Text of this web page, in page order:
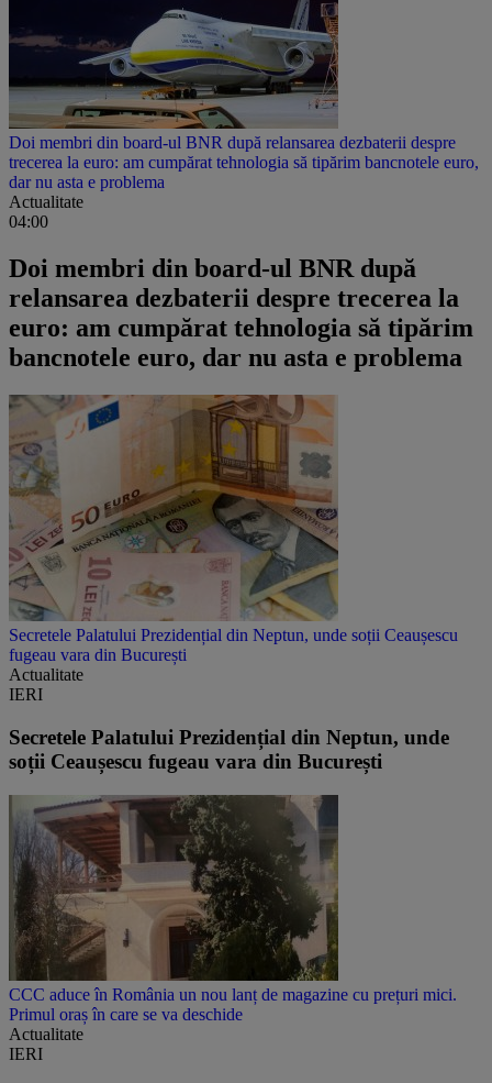
Doi membri din board-ul BNR după relansarea dezbaterii despre
trecerea la euro: am cumpărat tehnologia să tipărim bancnotele euro,
dar nu asta e problema
Actualitate
04:00
Doi membri din board-ul BNR după
relansarea dezbaterii despre trecerea la
euro: am cumpărat tehnologia să tipărim
bancnotele euro, dar nu asta e problema
Secretele Palatului Prezidențial din Neptun, unde soții Ceaușescu
fugeau vara din București
Actualitate
IERI
Secretele Palatului Prezidențial din Neptun, unde
soții Ceaușescu fugeau vara din București
CCC aduce în România un nou lanț de magazine cu prețuri mici.
Primul oraș în care se va deschide
Actualitate
IERI